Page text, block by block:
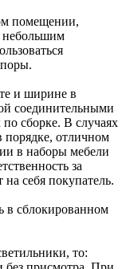
помещении,
небольшим
и ширине в
соединительными
сборке. В случаях
порядке, отличном
в наборы мебели
за
на себя покупатель.
в сблокированном
то: